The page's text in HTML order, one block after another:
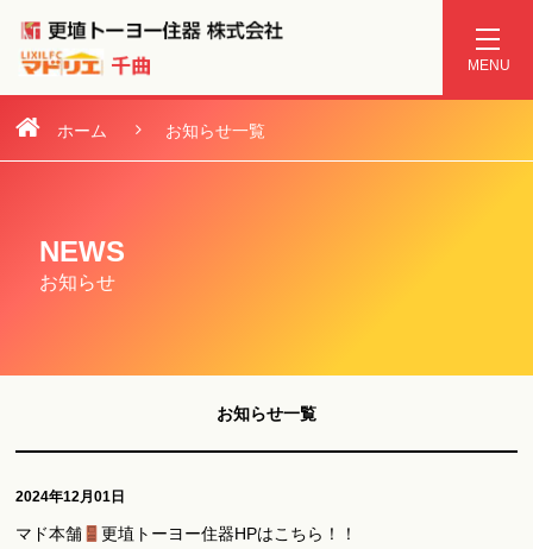
ホーム お知らせ一覧
NEWS
お知らせ
お知らせ一覧
2024年12月01日
マド本舗 更埴トーヨー住器HPはこちら！！